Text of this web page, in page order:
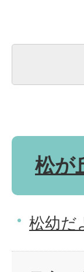
松が
松幼だ